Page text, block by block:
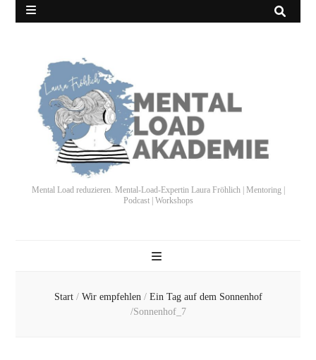
Mental Load reduzieren. Mental-Load-Expertin Laura Fröhlich | Mentoring |
Podcast | Workshops
Start / Wir empfehlen / Ein Tag auf dem Sonnenhof
/Sonnenhof_7